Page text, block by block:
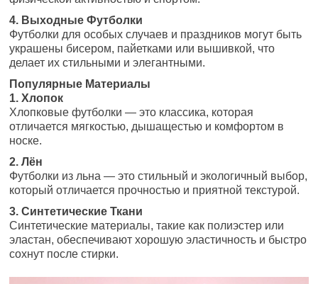
4. Выходные Футболки
Футболки для особых случаев и праздников могут быть
украшены бисером, пайетками или вышивкой, что
делает их стильными и элегантными.
Популярные Материалы
1. Хлопок
Хлопковые футболки — это классика, которая
отличается мягкостью, дышащестью и комфортом в
носке.
2. Лён
Футболки из льна — это стильный и экологичный выбор,
который отличается прочностью и приятной текстурой.
3. Синтетические Ткани
Синтетические материалы, такие как полиэстер или
эластан, обеспечивают хорошую эластичность и быстро
сохнут после стирки.